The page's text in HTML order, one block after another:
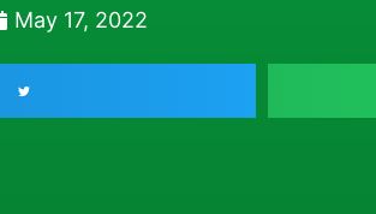
May 17, 2022